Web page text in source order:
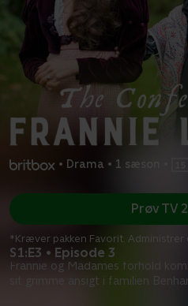
• Drama • 1 sæson
S1:E3 • Episode 3
Frannie og Madames forhold
sit grimme ansigt i familien
Prøv TV
*Kræver pakken Favorit. Administrer